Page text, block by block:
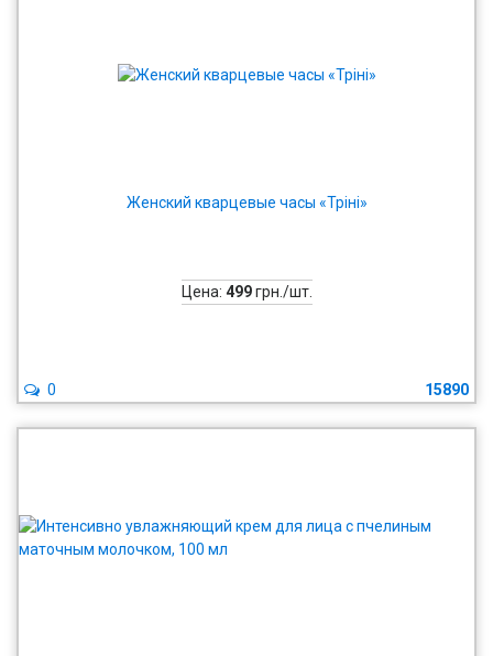
Женский кварцевые часы «Тріні»
Цена: 499грн./шт.
15890
0